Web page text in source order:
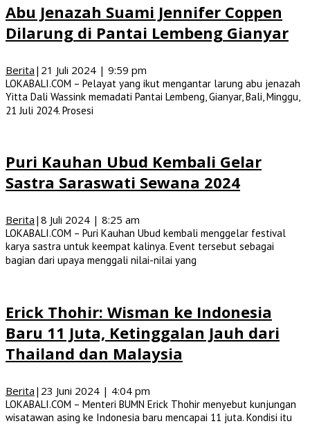
Abu Jenazah Suami Jennifer Coppen
Dilarung di Pantai Lembeng Gianyar
Berita | 21 Juli 2024 | 9:59 pm
LOKABALI.COM – Pelayat yang ikut mengantar larung abu jenazah
Yitta Dali Wassink memadati Pantai Lembeng, Gianyar, Bali, Minggu,
21 Juli 2024. Prosesi
Puri Kauhan Ubud Kembali Gelar
Sastra Saraswati Sewana 2024
Berita | 8 Juli 2024 | 8:25 am
LOKABALI.COM – Puri Kauhan Ubud kembali menggelar festival
karya sastra untuk keempat kalinya. Event tersebut sebagai
bagian dari upaya menggali nilai-nilai yang
Erick Thohir: Wisman ke Indonesia
Baru 11 Juta, Ketinggalan Jauh dari
Thailand dan Malaysia
Berita | 23 Juni 2024 | 4:04 pm
LOKABALI.COM – Menteri BUMN Erick Thohir menyebut kunjungan
wisatawan asing ke Indonesia baru mencapai 11 juta. Kondisi itu